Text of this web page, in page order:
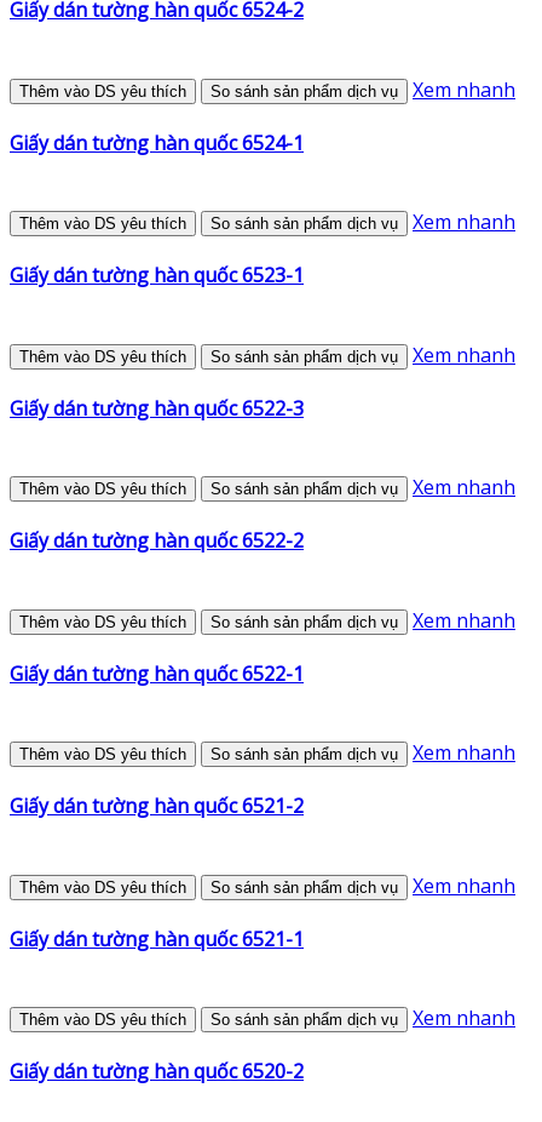
Giấy dán tường hàn quốc 6524-2
Thêm vào DS yêu thích So sánh sản phẩm dịch vụ Xem nhanh
Giấy dán tường hàn quốc 6524-1
Thêm vào DS yêu thích So sánh sản phẩm dịch vụ Xem nhanh
Giấy dán tường hàn quốc 6523-1
Thêm vào DS yêu thích So sánh sản phẩm dịch vụ Xem nhanh
Giấy dán tường hàn quốc 6522-3
Thêm vào DS yêu thích So sánh sản phẩm dịch vụ Xem nhanh
Giấy dán tường hàn quốc 6522-2
Thêm vào DS yêu thích So sánh sản phẩm dịch vụ Xem nhanh
Giấy dán tường hàn quốc 6522-1
Thêm vào DS yêu thích So sánh sản phẩm dịch vụ Xem nhanh
Giấy dán tường hàn quốc 6521-2
Thêm vào DS yêu thích So sánh sản phẩm dịch vụ Xem nhanh
Giấy dán tường hàn quốc 6521-1
Thêm vào DS yêu thích So sánh sản phẩm dịch vụ Xem nhanh
Giấy dán tường hàn quốc 6520-2